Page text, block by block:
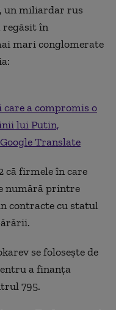
un miliardar rus
regăsit în
mari conglomerate
care a compromis o
lui Putin,
Translate
că firmele în care
numără printre
contracte cu statul
se folosește de
a finanța
795.